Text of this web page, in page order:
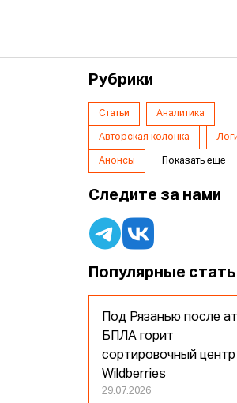
Рубрики
Статьи Аналитика
Авторская колонка
Анонсы Показать еще
Следите за нами
Популярные
Под Рязанью после
БПЛА горит
сортировочный центр
Wildberries
29.07.2026